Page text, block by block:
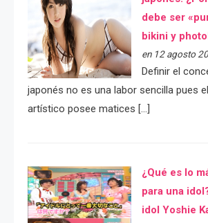
debe ser
bikini y
en 12 agosto
Definir el
japonés no es una labor sencilla pues
artístico posee matices […]
¿Qué es lo
para una
idol Yoshie